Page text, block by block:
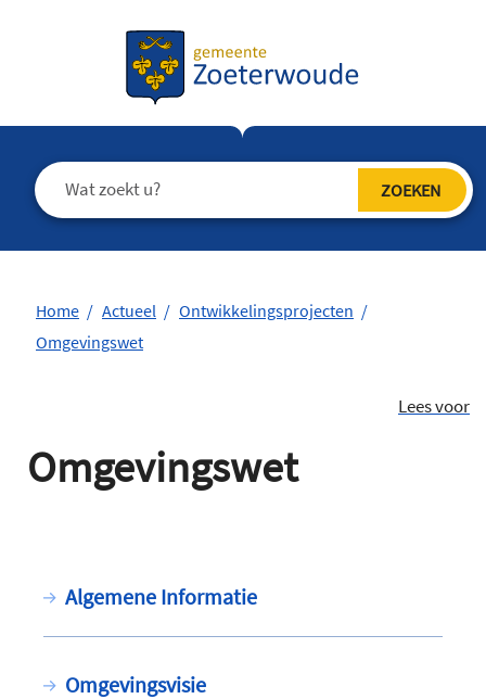
Home Actueel
Ontwikkelingsprojecten
Omgevingswet
Lees voor
Omgevingswet
Algemene Informatie
Omgevingsvisie